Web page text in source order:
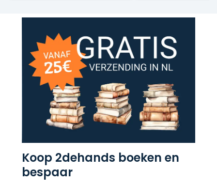
Koop 2dehands boeken en
bespaar